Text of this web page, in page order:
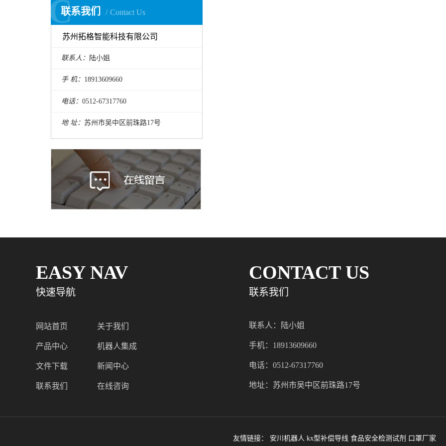
联系我们 Contact Us
C
C
苏州拓格智能科技有限公司
联系人： 陆小姐
手 机： 18913609660
电话： 0512-67317760
地 址： 苏州市吴中区前珠路17号
EASY NAV
快速导航
网站首页 关于我们
产品中心 机器人集成
文件下载 新闻中心
联系我们 在线咨询
CONTACT US
联系我们
联系人：陆小姐
手机：18913609660
电话：0512-67317760
地址：苏州市吴中区前珠路17号
友情链接： 安川机器人 kx型补偿导线 食品安全检测试剂 口罩厂家